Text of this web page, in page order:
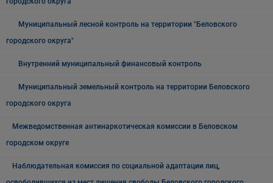
Муниципальный лесной контроль на территории "Беловского
городского округа"
Внутренний муниципальный финансовый контроль
Муниципальный земельный контроль на территории Беловского
городского округа
Межведомственная антинаркотическая комиссии в Беловском
городском округе
Наблюдательная комиссия по социальной адаптации лиц,